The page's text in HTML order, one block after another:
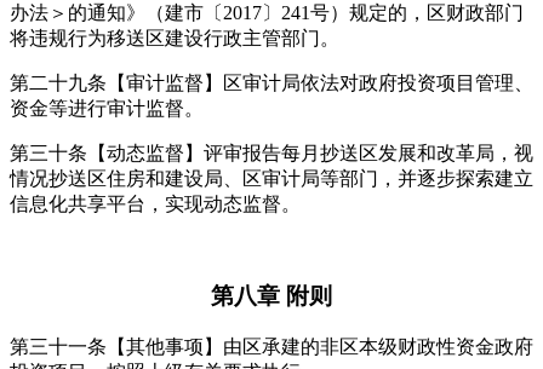
办法＞的通知》（建市〔2017〕241号）规定的，区财政部门
将违规行为移送区建设行政主管部门。
第二十九条【审计监督】区审计局依法对政府投资项目管理、
资金等进行审计监督。
第三十条【动态监督】评审报告每月抄送区发展和改革局，视
情况抄送区住房和建设局、区审计局等部门，并逐步探索建立
信息化共享平台，实现动态监督。
第八章 附则
第三十一条【其他事项】由区承建的非区本级财政性资金政府